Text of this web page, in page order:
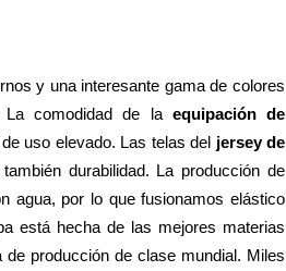
y una interesante gama de colores
comodidad de la equipación de
uso elevado. Las telas del jersey de
le dan una sensación suave y ligera, pero también durabilidad. La producción de
agua, por lo que fusionamos elástico
está hecha de las mejores materias
producción de clase mundial. Miles